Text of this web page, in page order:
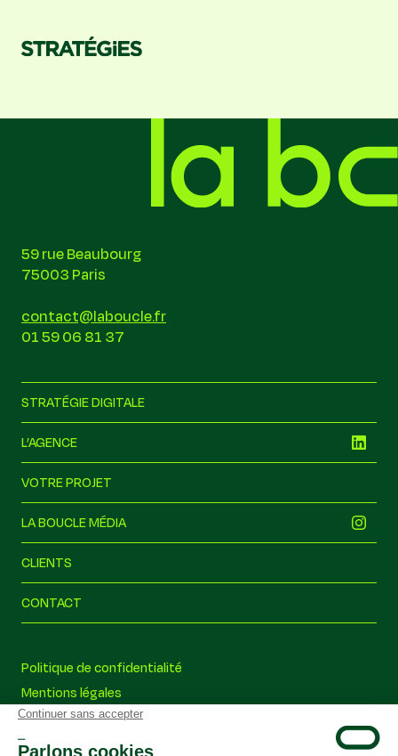
Hors ligne
On est hors ligne pour le moment
Écrivez-nous quand même et nous vous répondrons à notre
59 rue Beaubourg
75003 Paris
contact@laboucle.fr
01 59 06 81 37
STRATÉGIE DIGITALE
L’AGENCE
VOTRE PROJET
LA BOUCLE MÉDIA
CLIENTS
CONTACT
Politique de confidentialité
Mentions légales
Nos conseils
Le réseau